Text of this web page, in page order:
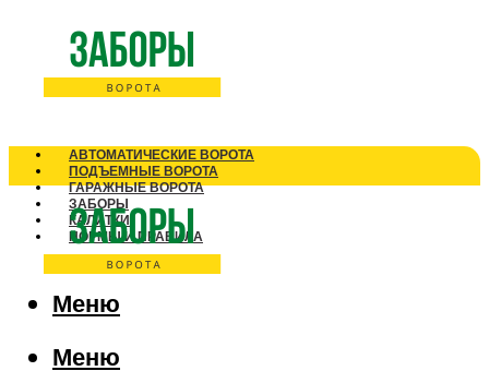
АВТОМАТИЧЕСКИЕ ВОРОТА
ПОДЪЕМНЫЕ ВОРОТА
ГАРАЖНЫЕ ВОРОТА
ЗАБОРЫ
КАЛИТКИ
НОРМЫ И ПРАВИЛА
Меню
Меню